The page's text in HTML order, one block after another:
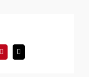
PinterestEmail
(necessário